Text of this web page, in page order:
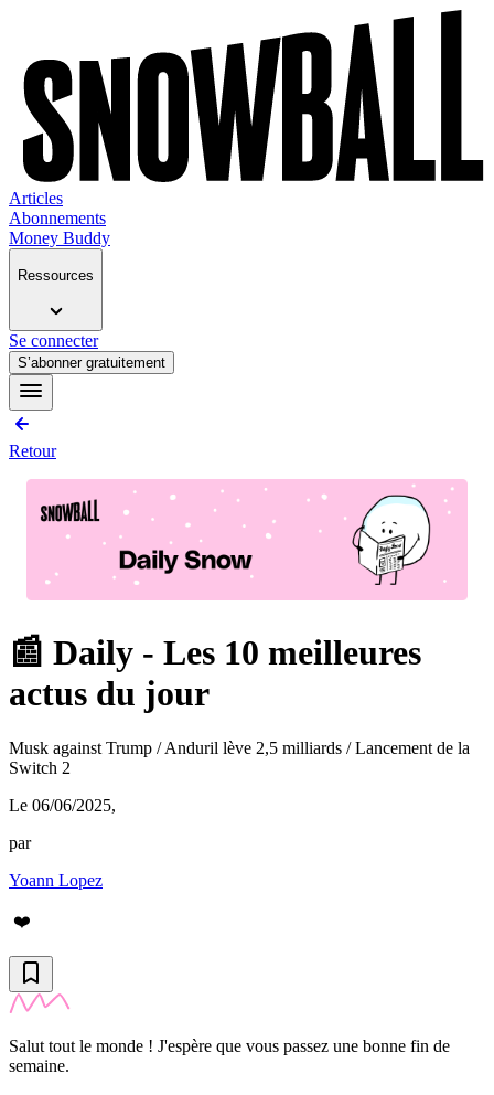
Articles
Abonnements
Money Buddy
Ressources
Se connecter
S’abonner gratuitement
Retour
📰 Daily - Les 10 meilleures
actus du jour
Musk against Trump / Anduril lève 2,5 milliards / Lancement de la
Switch 2
Le 06/06/2025,
par
Yoann Lopez
❤️
Salut tout le monde ! J'espère que vous passez une bonne fin de
semaine.